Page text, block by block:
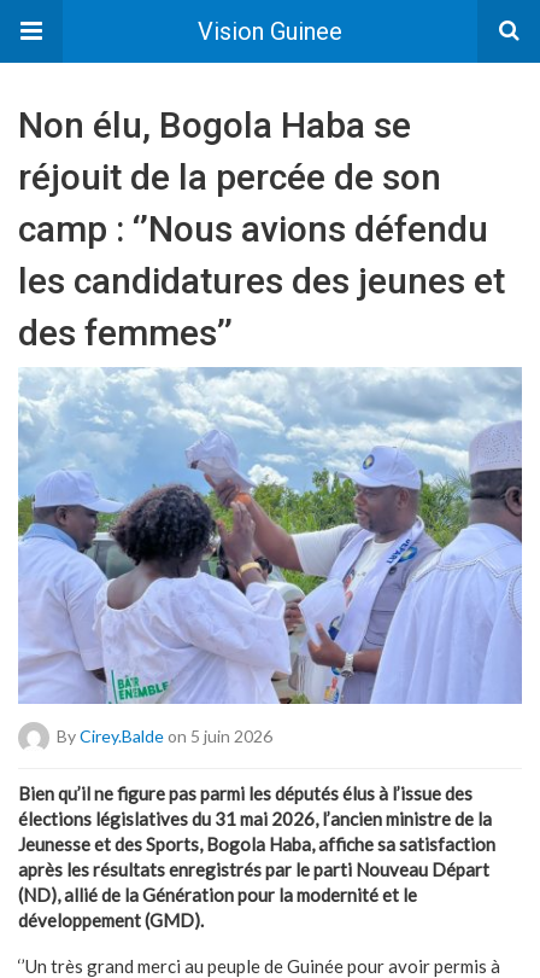
Vision Guinee
Non élu, Bogola Haba se
réjouit de la percée de son
camp : ‘’Nous avions défendu
les candidatures des jeunes et
des femmes’’
ByCirey.baldeon 5 juin 2026
Bien qu’il ne figure pas parmi les députés élus à l’issue des
élections législatives du 31 mai 2026, l’ancien ministre de la
Jeunesse et des Sports, Bogola Haba, affiche sa satisfaction
après les résultats enregistrés par le parti Nouveau Départ
(ND), allié de laGénération pour la modernité et le
développement (GMD).
‘’Un très grand merci au peuple de Guinée pour avoir permis à